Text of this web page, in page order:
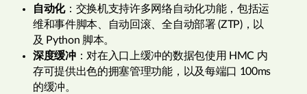
自动化：交换机支持许多网络自动化功能，包括运
维和事件脚本、自动回滚、全自动部署 (ZTP)，以
及 Python 脚本。
深度缓冲：对在入口上缓冲的数据包使用 HMC 内
存可提供出色的拥塞管理功能，以及每端口 100ms
的缓冲。